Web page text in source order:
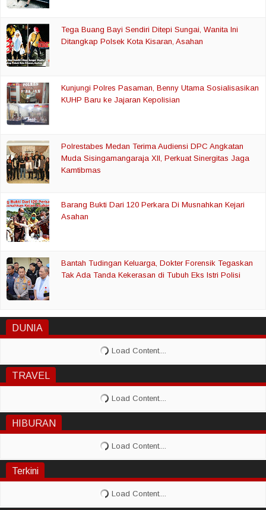
Tega Buang Bayi Sendiri Ditepi Sungai, Wanita Ini
Ditangkap Polsek Kota Kisaran, Asahan
Kunjungi Polres Pasaman, Benny Utama Sosialisasikan
KUHP Baru ke Jajaran Kepolisian
Polrestabes Medan Terima Audiensi DPC Angkatan
Muda Sisingamangaraja XII, Perkuat Sinergitas Jaga
Kamtibmas
Barang Bukti Dari 120 Perkara Di Musnahkan Kejari
Asahan
Bantah Tudingan Keluarga, Dokter Forensik Tegaskan
Tak Ada Tanda Kekerasan di Tubuh Eks Istri Polisi
DUNIA
TRAVEL
HIBURAN
Terkini